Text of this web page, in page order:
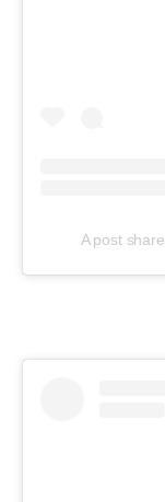
A post